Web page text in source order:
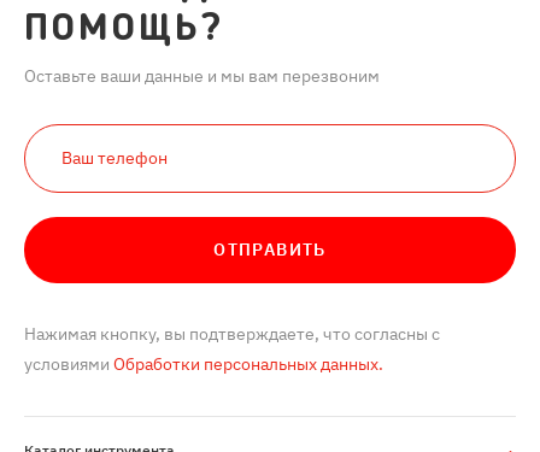
ПОМОЩЬ?
Оставьте ваши данные и мы вам перезвоним
ОТПРАВИТЬ
Нажимая кнопку, вы подтверждаете, что согласны с
условиями Обработки персональных данных.